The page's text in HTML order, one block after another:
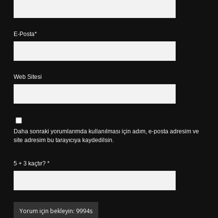
E-Posta*
Web Sitesi
Daha sonraki yorumlarımda kullanılması için adım, e-posta adresim ve
site adresim bu tarayıcıya kaydedilsin.
5 + 3 kaçtır? *